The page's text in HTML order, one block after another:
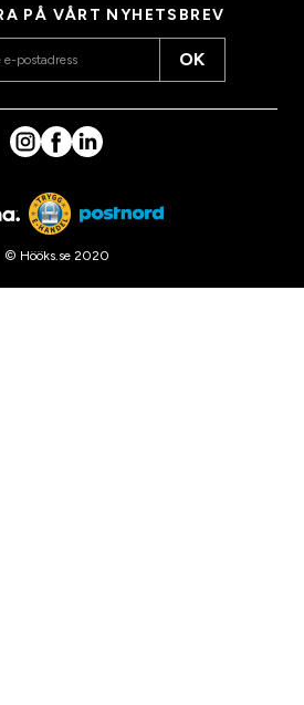
PÅ VÅRT NYHETSBREV
OK
© Hööks.se 2020